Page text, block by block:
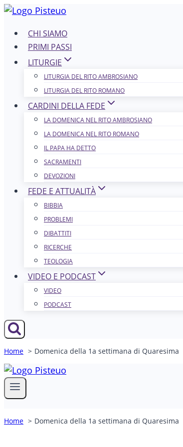
Salta
contenutoCHI SIAMO
PRIMI PASSI
LITURGIE
LITURGIA DEL RITO AMBROSIANO
LITURGIA DEL RITO ROMANO
CARDINI DELLA FEDE
LA DOMENICA NEL R​​​​​​ITO AMBROSIANO
LA DOMENICA NEL RITO ROMANO
IL PAPA HA DETTO
SACRAMENTI
DEVOZIONI
FEDE E ATTUALITÀ
BIBBIA
PROBLEMI
DIBATTITI
RICERCHE
TEOLOGIA
VIDEO E PODCAST
VIDEO
PODCAST
Home Domenica della 1a settimana di Quaresima
Home Domenica della 1a settimana di Quaresima